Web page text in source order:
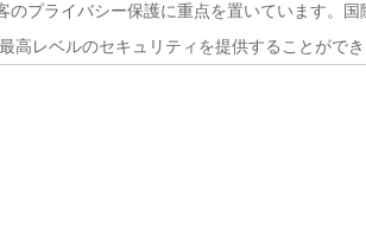
のプライバシー保護に重点を置いています。
高レベルのセキュリティを提供することがで